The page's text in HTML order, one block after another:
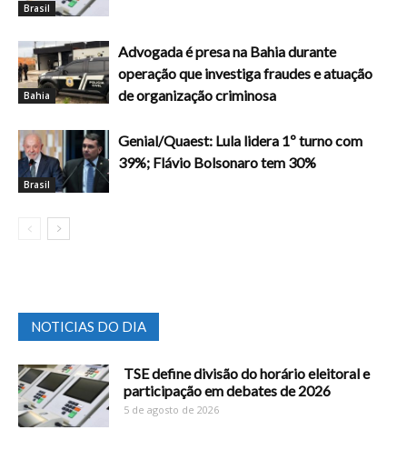
Brasil
Bahia
Advogada é presa na Bahia durante
operação que investiga fraudes e atuação
de organização criminosa
Brasil
Genial/Quaest: Lula lidera 1º turno com
39%; Flávio Bolsonaro tem 30%
NOTICIAS DO DIA
TSE define divisão do horário eleitoral e
participação em debates de 2026
5 de agosto de 2026